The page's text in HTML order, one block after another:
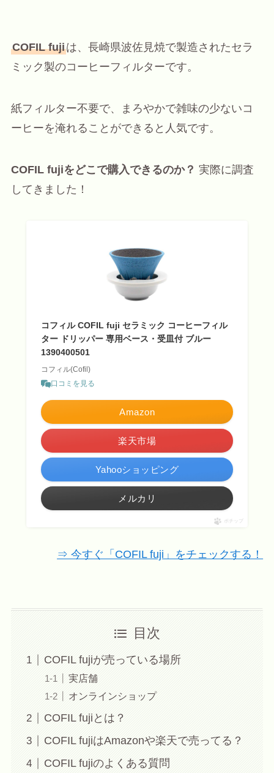
COFIL fujiは、長崎県波佐見焼で製造されたセラ
ミック製のコーヒーフィルターです。
紙フィルター不要で、まろやかで雑味の少ないコ
ーヒーを淹れることができると人気です。
COFIL fujiをどこで購入できるのか？ 実際に調査
してきました！
コフィル COFIL fuji セラミック コーヒーフィル
ター ドリッパー 専用ベース・受皿付 ブルー
1390400501
コフィル(Cofil)
口コミを見る
Amazon
楽天市場
Yahooショッピング
メルカリ
ポチップ
⇒ 今すぐ「COFIL fuji」をチェックする！
目次
COFIL fujiが売っている場所
実店舗
オンラインショップ
COFIL fujiとは？
COFIL fujiはAmazonや楽天で売ってる？
COFIL fujiのよくある質問